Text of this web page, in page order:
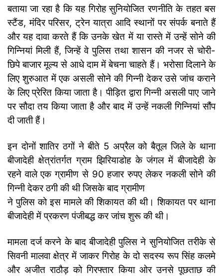
बताया जा रहा है कि यह गिरोह सुनियोजित रणनीति के तहत बस
स्टैंड, मंदिर परिसर, ट्रेन यात्रा आदि स्थानों पर संपर्क बनाते हैं
और यह दावा करते हैं कि उनके खेत में या रास्ते में उन्हें सोने की
गिन्नियां मिली हैं, जिन्हें वे पुलिस तथा शासन की नजर से चोरी-
छिपे बाजार मूल्य से आधे दाम में बेचना चाहते हैं। भरोसा दिलाने के
लिए शुरुआत में एक असली सोने की गिन्नी देकर उसे जांच कराने
के लिए प्रेरित किया जाता है। पीड़ित द्वारा गिन्नी असली पाए जाने
पर सौदा तय किया जाता है और बाद में उन्हें नकली गिन्नियां सौंप
दी जाती हैं।
इन दोनों शातिर ठगों ने बीते 5 अप्रैल को बैतूल जिले के थाना
बीजादेही क्षेत्रांतर्गत ग्राम झिरियाडोह के जंगल में बीजादेही के
रहने वाले एक ग्रामीण से 90 हजार रुपए लेकर नकली सोने की
गिन्नी देकर ठगी की थी जिसके बाद ग्रामीण
ने पुलिस को इस मामले की शिकायत की थी। शिकायत पर थाना
बीजादेही में प्रकरण पंजीबद्ध कर जांच शुरू की थी।
मामला दर्ज करने के बाद बीजादेही पुलिस ने सुनियोजित तरीके से
सिवनी मालवा क्षेत्र में जाकर गिरोह के दो सदस्य रूप सिंह कलमे
और अजीत राठौड़ को गिरफ्तार किया ओर उनसे पूछताछ की